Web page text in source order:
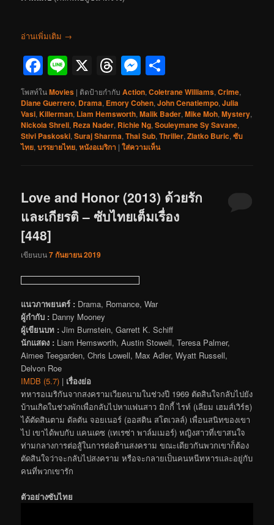
อ่านเพิ่มเติม →
Facebook
Line
X Threads
Messenger
โพสท์ในMovies | ติดป้ายกำกับ Action,Coletrane Williams,Crime,
Diane Guerrero, Drama, Emory Cohen,John Cenatiempo,Julia
Vasi,Killerman, Liam Hemsworth,Malik Bader,Mike Moh,Mystery,
Nickola Shreli, Reza Nader, Richie Ng,Souleymane Sy Savane,
Stivi Paskoski,Suraj Sharma,Thai Sub,Thriller,Zlatko Buric,ซับ
ไทย,บรรยายไทย,หนังอเมริกา |ใส่ความเห็น
Love and Honor (2013) ด้วยรัก
และเกียรติ – ซับไทยเต็มเรื่อง
[448]
เขียนบน7 กันยายน 2019
แนวภาพยนตร์ : Drama, Romance, War
ผู้กำกับ : Danny Mooney
ผู้เขียนบท : Jim Burnstein, Garrett K. Schiff
นักแสดง : Liam Hemsworth, Austin Stowell, Teresa Palmer,
Aimee Teegarden, Chris Lowell, Max Adler, Wyatt Russell,
Delvon Roe
IMDB (5.7) | เรื่องย่อ
ทหารอเมริกันจากสงครามเวียดนามในช่วงปี 1969 ตัดสินใจกลับไปยัง
บ้านเกิดในช่วงพักเพื่อกลับไปหาแฟนสาว มิกกี้ ไรท์ (เลียม เฮมส์เวิร์ธ)
ได้ตัดสินตาม ดัลตัน จอยเนอร์ (ออสติน สโตเวลล์) เพื่อนสนิทของเขา
ไป เขาได้พบกับ แคนเดซ (เทเรซ่า พาล์มเมอร์) หญิงสาวที่เขาสนใจ
ท่ามกลางการต่อสู้ในการต่อต้านสงคราม ขณะเดียวกันพวกเขาก็ต้อง
ตัดสินใจว่าจะกลับไปสงคราม หรือจะกลายเป็นคนหนีทหารและอยู่กับ
คนที่พวกเขารัก
ตัวอย่างซับไทย